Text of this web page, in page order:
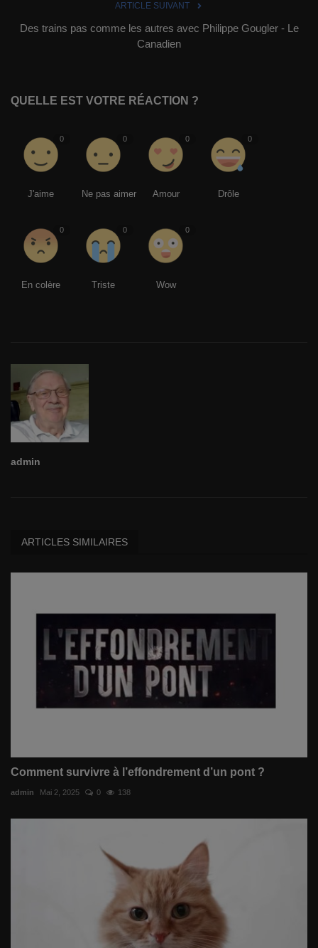
ARTICLE SUIVANT
Des trains pas comme les autres avec Philippe Gougler - Le
Canadien
QUELLE EST VOTRE RÉACTION ?
0
J'aime
0
Ne pas aimer
0
Amour
0
Drôle
0
En colère
0
Triste
0
Wow
admin
ARTICLES SIMILAIRES
Comment survivre à l’effondrement d’un pont ?
admin Mai 2, 2025 0 138